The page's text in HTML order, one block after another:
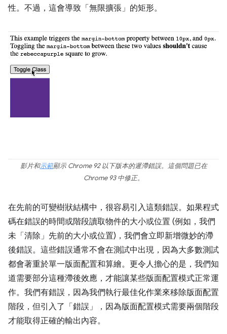
性。不過，這會導致「無限擴張」的矩形。
影片和示範顯示 Chrome 92 以下版本的遲滯錯誤。這個問題已在
Chrome 93 中修正。
在先前的可變樹狀結構中，很容易引入這類錯誤。如果程式
碼在錯誤的時間或階段讀取物件的大小或位置 (例如，我們
未「清除」先前的大小或位置)，我們會立即新增微妙的滯
後錯誤。這些錯誤通常不會在測試中出現，因為大多數測試
都會著重於單一版面配置和算繪。更令人擔心的是，我們知
道需要部分這種滯後效應，才能讓某些版面配置模式正常運
作。我們有錯誤，因為我們執行最佳化作業來移除版面配置
階段，但引入了「錯誤」，因為版面配置模式需要兩個階段
才能取得正確的輸出內容。